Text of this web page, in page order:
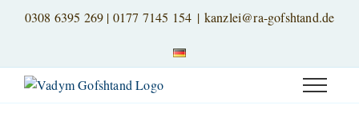
0308 6395 269 | 0177 7145 154 | kanzlei@ra-gofshtand.de